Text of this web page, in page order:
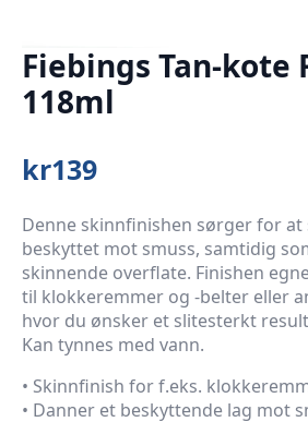
Fiebings Tan-kote
118ml
kr139
Denne skinnfinishen sørger for
beskyttet mot smuss, samtidig
skinnende overflate. Finishen
til klokkeremmer og -belter eller
hvor du ønsker et slitesterkt
Kan tynnes med vann.
• Skinnfinish for f.eks.
• Danner et beskyttende lag mot